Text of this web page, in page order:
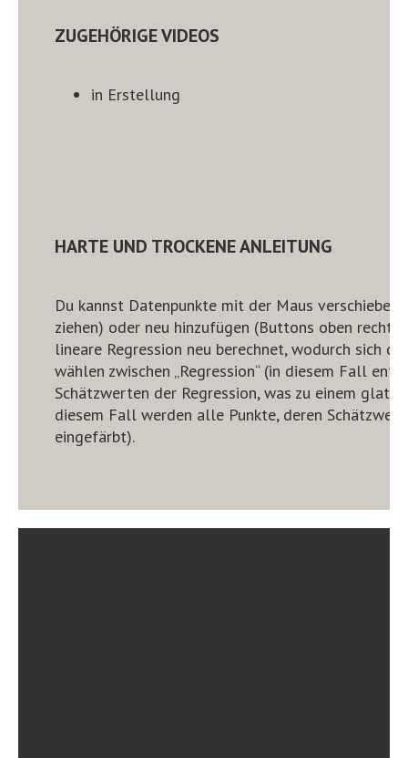
ZUGEHÖRIGE VIDEOS
in Erstellung
HARTE UND TROCKENE ANLEITUNG
Du kannst Datenpunkte mit der Maus
ziehen) oder neu hinzufügen (Buttons oben
lineare Regression neu berechnet, wodurch sich
wählen zwischen „Regression“ (in diesem Fall
Schätzwerten der Regression, was zu einem
diesem Fall werden alle Punkte, deren
eingefärbt).